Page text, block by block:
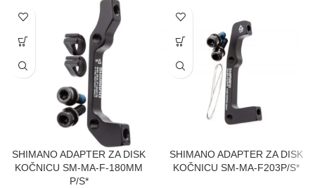
SHIMANO ADAPTER ZA DISK
KOČNICU SM-MA-F-180MM
P/S*
SHIMANO ADAPTER ZA DISK
KOČNICU SM-MA-F203P/S*